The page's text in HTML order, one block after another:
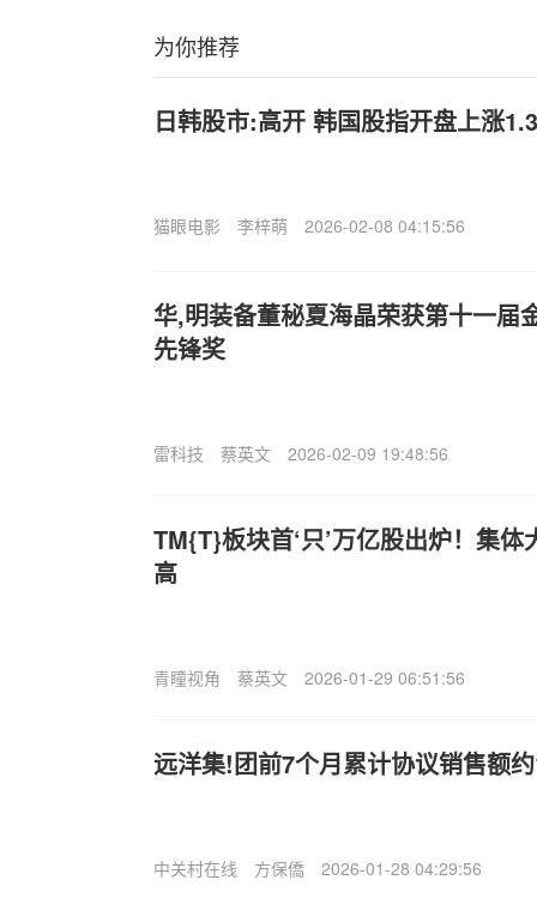
为你推荐
日韩股市:高开 韩国股指开盘上涨
猫眼电影 李梓萌 2026-02-08 04:15:56
华,明装备董秘夏海晶荣获第十一届
先锋奖
雷科技 蔡英文 2026-02-09 19:48:56
TM{T}板块首‘只’万亿股出炉！集
高
青瞳视角 蔡英文 2026-01-29 06:51:56
远洋集!团前7个月累计协议销售额
中关村在线 方保僑 2026-01-28 04:29:56